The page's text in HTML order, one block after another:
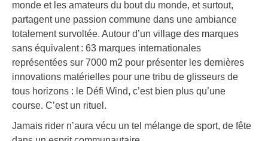
monde et les amateurs du bout du monde, et surtout,
partagent une passion commune dans une ambiance
totalement survoltée. Autour d’un village des marques
sans équivalent : 63 marques internationales
représentées sur 7000 m2 pour présenter les dernières
innovations matérielles pour une tribu de glisseurs de
tous horizons : le Défi Wind, c’est bien plus qu’une
course. C’est un rituel.
Jamais rider n’aura vécu un tel mélange de sport, de fête